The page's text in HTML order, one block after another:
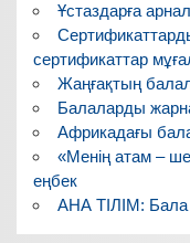
Ұстаздарға
сертификаттар
Жаңғақтың
Балаларды
Африкадағы
«Менің атам –
еңбек
АНА ТІЛІМ: Бала